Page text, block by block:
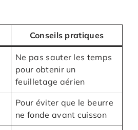
Conseils pratiques
Ne pas sauter les temps
pour obtenir un
feuilletage aérien
Pour éviter que le beurre
ne fonde avant cuisson